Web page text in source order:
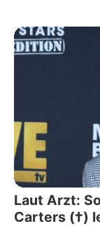
Laut Arzt:
Carters (†)